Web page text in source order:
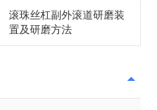
滚珠丝杠副外滚道研磨装
置及研磨方法